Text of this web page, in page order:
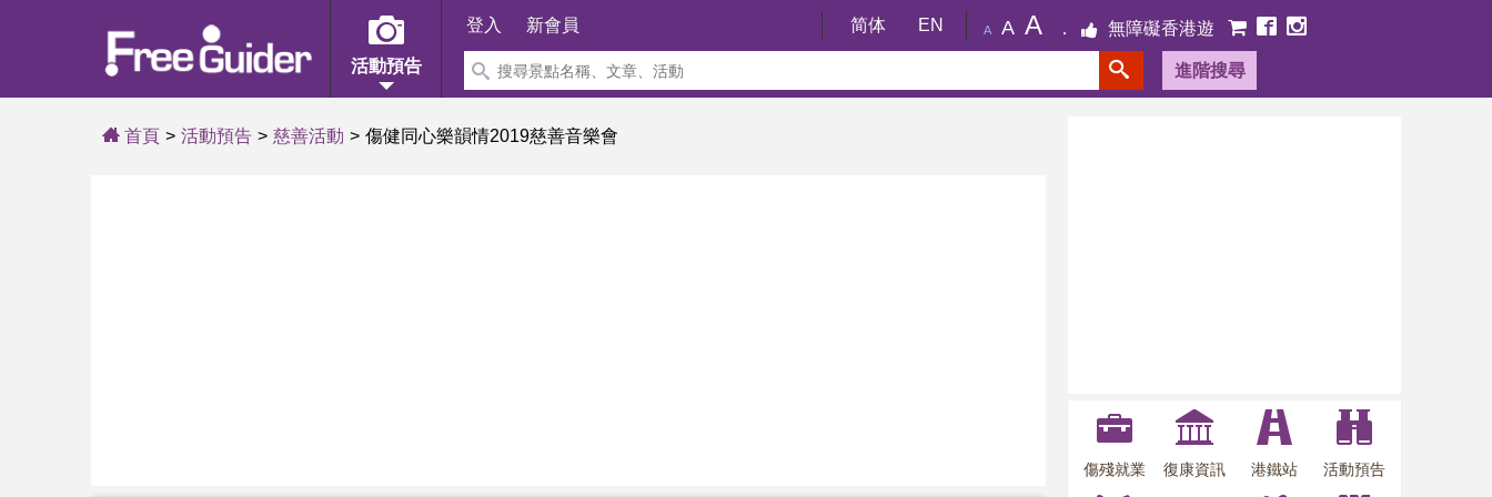
活動預告
登入 新會員 简体 EN A A A 無障礙香港遊
進階搜尋
首頁 活動預告 慈善活動 傷健同心樂韻情2019慈善音樂會
傷殘就業 復康資訊 港鐵站 活動預告